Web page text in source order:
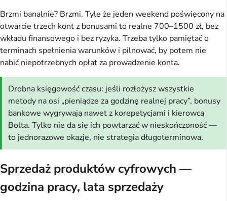
Brzmi banalnie? Brzmi. Tyle że jeden weekend poświęcony na
otwarcie trzech kont z bonusami to realne 700–1500 zł, bez
wkładu finansowego i bez ryzyka. Trzeba tylko pamiętać o
terminach spełnienia warunków i pilnować, by potem nie
nabić niepotrzebnych opłat za prowadzenie konta.
Drobna księgowość czasu: jeśli rozłożysz wszystkie
metody na osi „pieniądze za godzinę realnej pracy”, bonusy
bankowe wygrywają nawet z korepetycjami i kierowcą
Bolta. Tylko nie da się ich powtarzać w nieskończoność —
to jednorazowe okazje, nie strategia długoterminowa.
Sprzedaż produktów cyfrowych —
godzina pracy, lata sprzedaży